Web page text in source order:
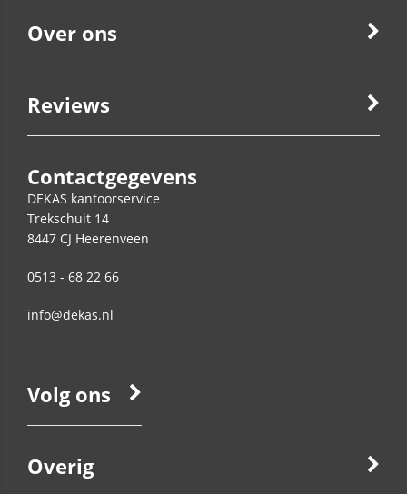
Over ons
Reviews
Contactgegevens
DEKAS kantoorservice
Trekschuit 14
8447 CJ Heerenveen
0513 - 68 22 66
info@dekas.nl
Volg ons
Overig